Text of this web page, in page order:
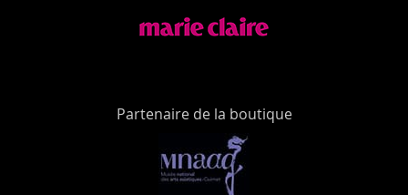
Partenaire de la boutique